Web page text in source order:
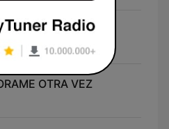
No Es Bastante
OTRA VEZ